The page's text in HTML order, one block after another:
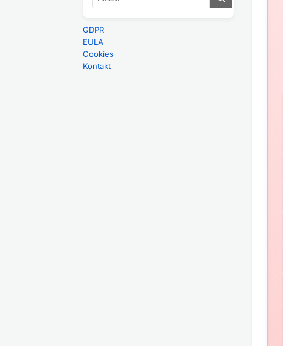
GDPR
EULA
Cookies
Kontakt